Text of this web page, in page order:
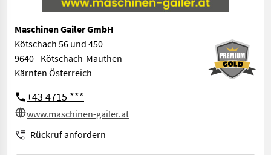
Maschinen Gailer GmbH
Kötschach 56 und 450
9640 - Kötschach-Mauthen
Kärnten Österreich
+43 4715 ***
www.maschinen-gailer.at
Rückruf anfordern